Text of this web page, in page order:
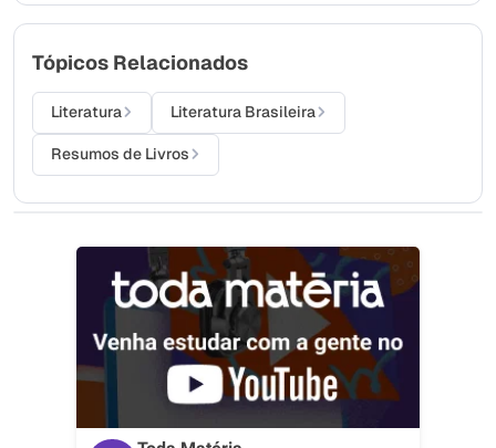
Tópicos Relacionados
Literatura Literatura Brasileira
Resumos de Livros